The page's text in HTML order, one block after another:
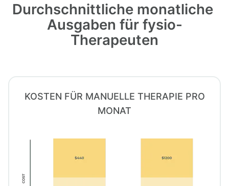
Durchschnittliche monatliche
Ausgaben für fysio-
Therapeuten
KOSTEN FÜR MANUELLE THERAPIE PRO
MONAT